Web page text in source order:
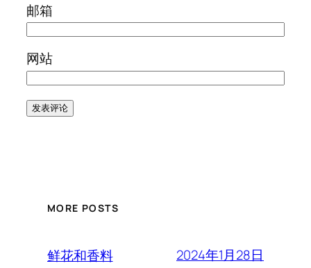
邮箱
网站
MORE POSTS
鲜花和香料 2024年1月28日